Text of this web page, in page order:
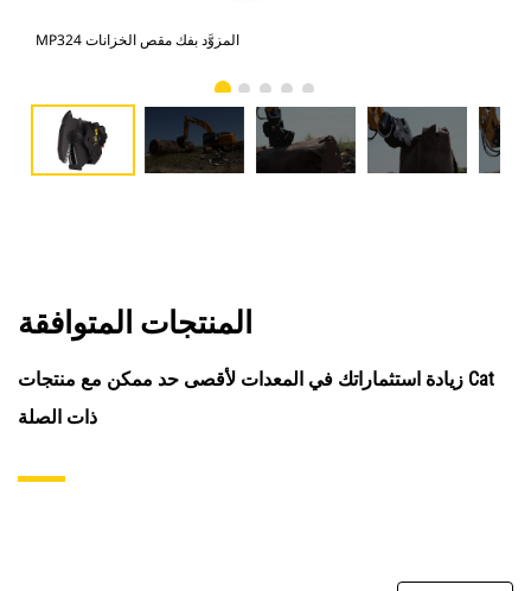
MP324 المزوَّد بفك مقص الخزانات
المنتجات المتوافقة
زيادة استثماراتك في المعدات لأقصى حد ممكن مع منتجات Cat
ذات الصلة